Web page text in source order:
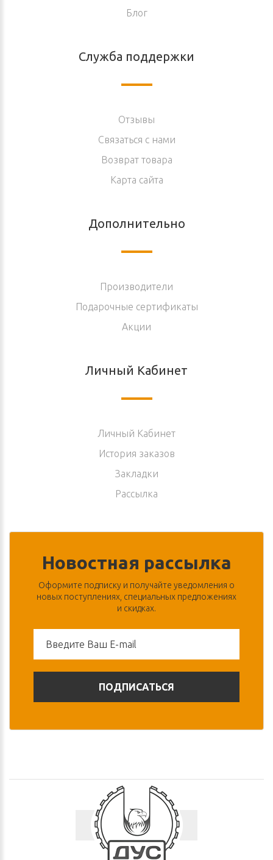
Блог
Служба поддержки
Отзывы
Связаться с нами
Возврат товара
Карта сайта
Дополнительно
Производители
Подарочные сертификаты
Акции
Личный Кабинет
Личный Кабинет
История заказов
Закладки
Рассылка
Новостная рассылка
Оформите подписку и получайте уведомления о
новых поступлениях, специальных предложениях
и скидках.
ПОДПИСАТЬСЯ